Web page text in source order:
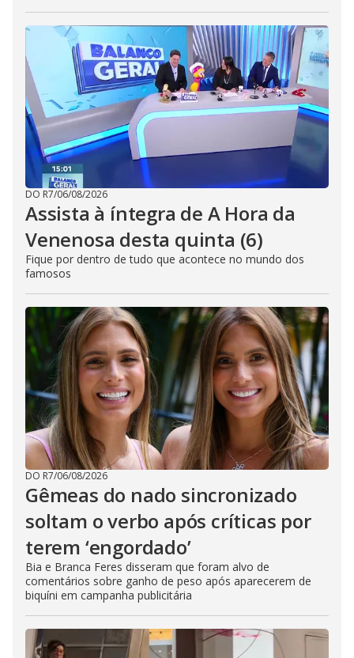
DO R7/06/08/2026
Assista à íntegra de A Hora da
Venenosa desta quinta (6)
Fique por dentro de tudo que acontece no mundo dos
famosos
DO R7/06/08/2026
Gêmeas do nado sincronizado
soltam o verbo após críticas por
terem ‘engordado’
Bia e Branca Feres disseram que foram alvo de
comentários sobre ganho de peso após aparecerem de
biquíni em campanha publicitária